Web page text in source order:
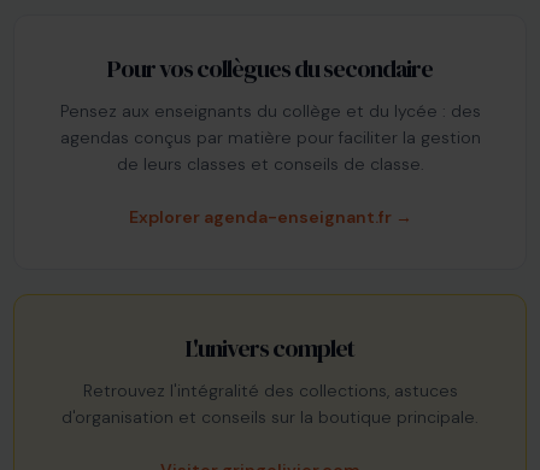
Pour vos collègues du secondaire
Pensez aux enseignants du collège et du lycée : des
agendas conçus par matière pour faciliter la gestion
de leurs classes et conseils de classe.
Explorer agenda-enseignant.fr →
L'univers complet
Retrouvez l'intégralité des collections, astuces
d'organisation et conseils sur la boutique principale.